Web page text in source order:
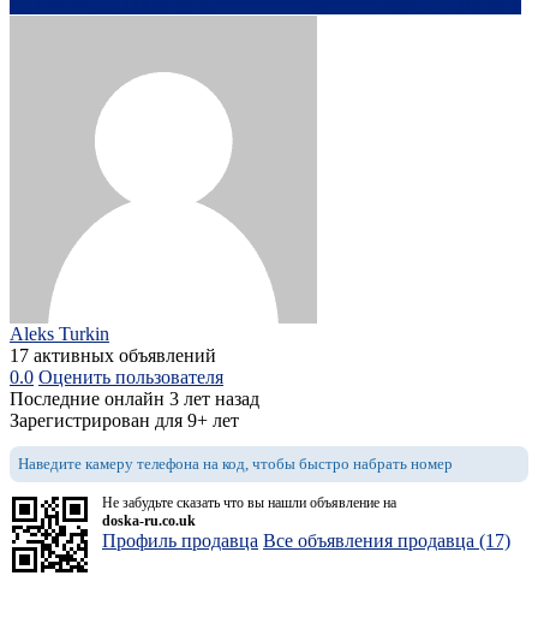
Aleks Turkin
17 активных объявлений
0.0 Оценить пользователя
Последние онлайн 3 лет назад
Зарегистрирован для 9+ лет
Наведите камеру телефона на код, чтобы быстро набрать номер
Не забудьте сказать что вы нашли объявление на
doska-ru.co.uk
Профиль продавца Все объявления продавца (17)